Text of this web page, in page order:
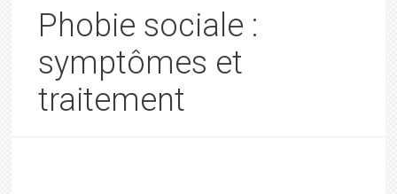
Phobie sociale :
symptômes et
traitement